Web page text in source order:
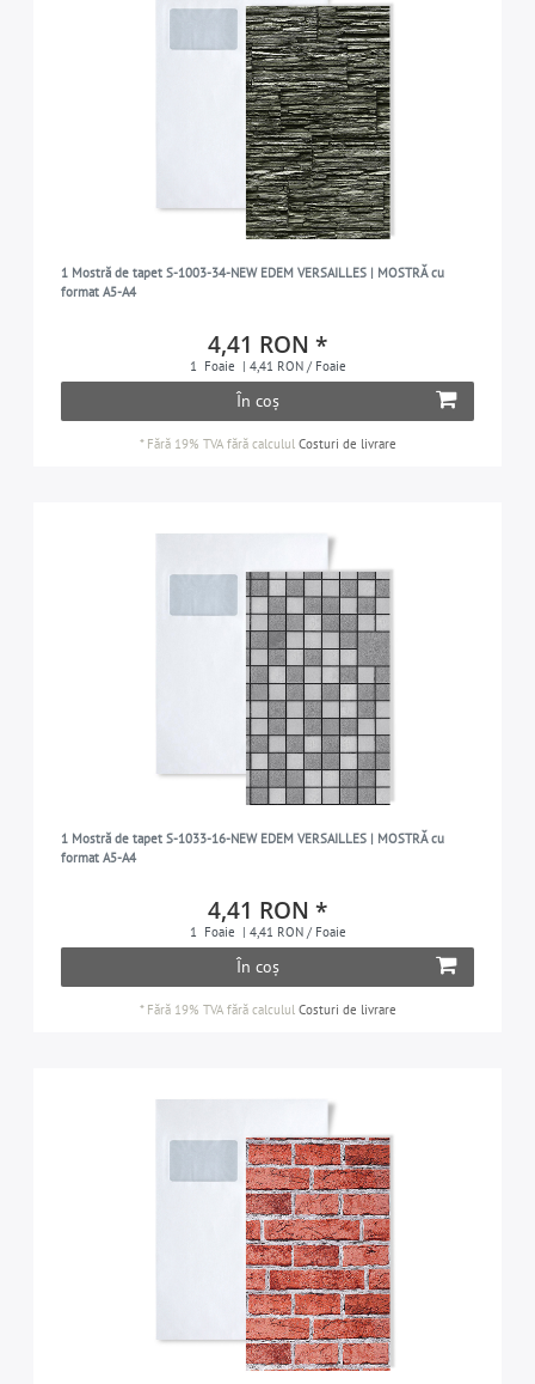
1 Mostră de tapet S-1003-34-NEW EDEM VERSAILLES | MOSTRĂ cu
format A5-A4
4,41 RON *
1 Foaie | 4,41 RON / Foaie
În coș
* Fără 19% TVAfără calculul Costuri de livrare
1 Mostră de tapet S-1033-16-NEW EDEM VERSAILLES | MOSTRĂ cu
format A5-A4
4,41 RON *
1 Foaie | 4,41 RON / Foaie
În coș
* Fără 19% TVAfără calculul Costuri de livrare